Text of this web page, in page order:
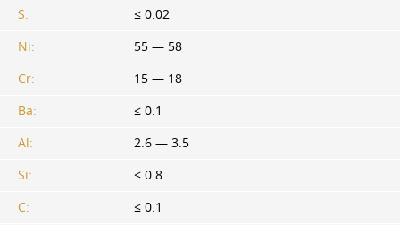
S:
≤ 0.02
Ni:
55 — 58
Cr:
15 — 18
Ba:
≤ 0.1
Al:
2.6 — 3.5
Si:
≤ 0.8
C:
≤ 0.1